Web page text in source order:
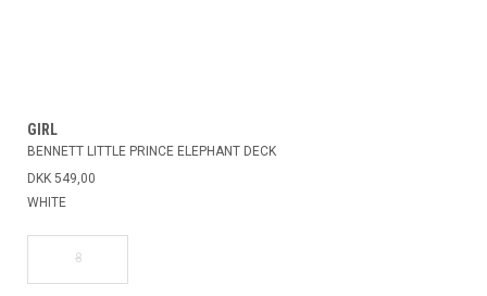
GIRL
BENNETT LITTLE PRINCE ELEPHANT DECK
DKK 549,00
WHITE
8